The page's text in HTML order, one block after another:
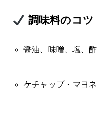
調味料のコツ
醤油、味噌、塩、
ケチャップ・マヨ